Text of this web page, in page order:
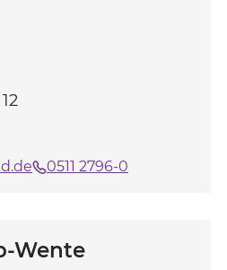
0511 2796-0
Wente